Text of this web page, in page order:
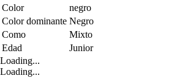
Color
negro
Color dominante Negro
Como
Mixto
Edad
Junior
Loading...
Loading...